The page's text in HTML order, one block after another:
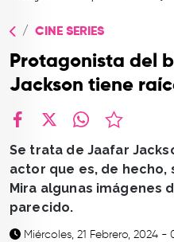
CONTACTO
CINE SERIES
Protagonista del
Jackson tiene
Se trata de Jaafar
actor que es, de
Mira algunas imágenes
parecido.
Miércoles, 21 Febrero, 2024 -